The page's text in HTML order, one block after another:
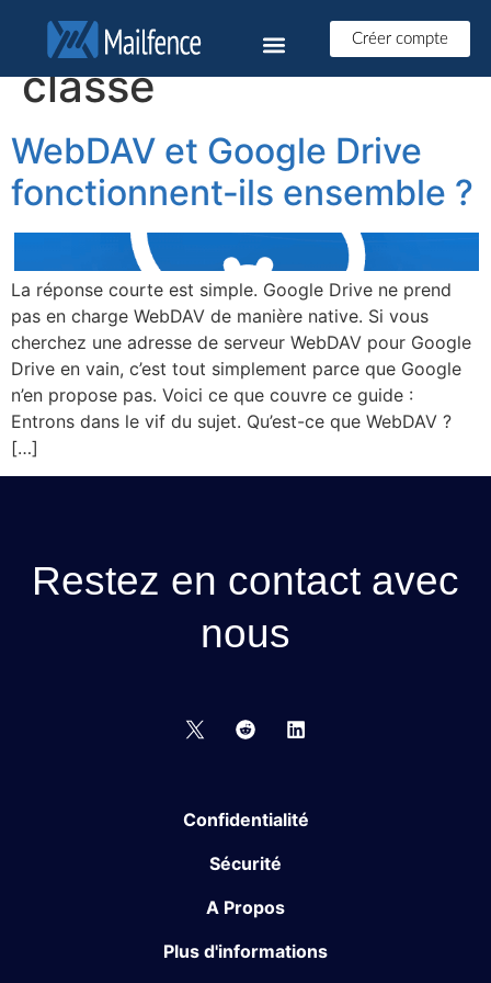
Créer compte
Catégorie :Non
classé
WebDAV et Google Drive
fonctionnent‑ils ensemble ?
La réponse courte est simple. Google Drive ne prend
pas en charge WebDAV de manière native. Si vous
cherchez une adresse de serveur WebDAV pour Google
Drive en vain, c’est tout simplement parce que Google
n’en propose pas. Voici ce que couvre ce guide :
Entrons dans le vif du sujet. Qu’est-ce que WebDAV ?
[…]
Restez en contact avec
nous
Confidentialité
Sécurité
A Propos
Plus d'informations